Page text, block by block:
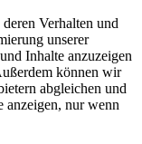
Verhalten und
unserer
Inhalte anzuzeigen
können wir
abgleichen und
anzeigen, nur wenn